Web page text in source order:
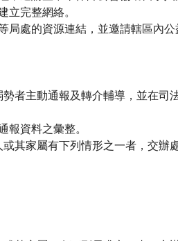
立完整網絡。
處的資源連結，並邀請轄區內
者主動通報及轉介輔導，並在司
報資料之彙整。
其家屬有下列情形之一者，交辦